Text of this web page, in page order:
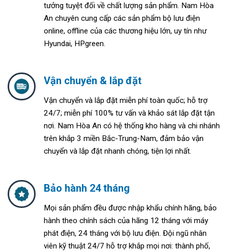
tưởng tuyệt đối về chất lượng sản phẩm. Nam Hòa
An chuyên cung cấp các sản phẩm bộ lưu điện
online, offline của các thương hiệu lớn, uy tín như
Hyundai, HPgreen.
Vận chuyển & lắp đặt
Vận chuyển và lắp đặt miễn phí toàn quốc; hỗ trợ
24/7; miễn phí 100% tư vấn và khảo sát lắp đặt tận
nơi. Nam Hòa An có hệ thống kho hàng và chi nhánh
trên khắp 3 miền Bắc-Trung-Nam, đảm bảo vận
chuyển và lắp đặt nhanh chóng, tiện lợi nhất.
Bảo hành 24 tháng
Mọi sản phẩm đều được nhập khẩu chính hãng, bảo
hành theo chính sách của hãng 12 tháng với máy
phát điện, 24 tháng với bộ lưu điện. Đội ngũ nhân
viên kỹ thuật 24/7 hỗ trợ khắp mọi nơi: thành phố,